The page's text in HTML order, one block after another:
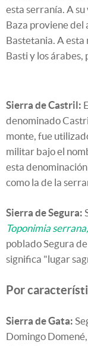
esta serranía. A
Baza proviene
Bastetania. A esta
Basti y los árabes,
Sierra de Castril:
denominado
monte, fue
militar bajo el
esta
como la de la
Sierra de Segura:
Toponimia serrana,
poblado Segura
significa "lugar
Por
Sierra de Gata:
Domingo